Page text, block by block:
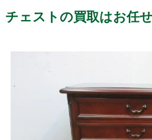
チェストの買取はお任